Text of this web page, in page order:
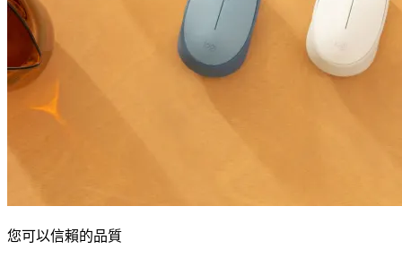
您可以信賴的品質